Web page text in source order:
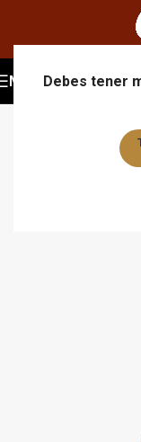
Debes tener
MENU